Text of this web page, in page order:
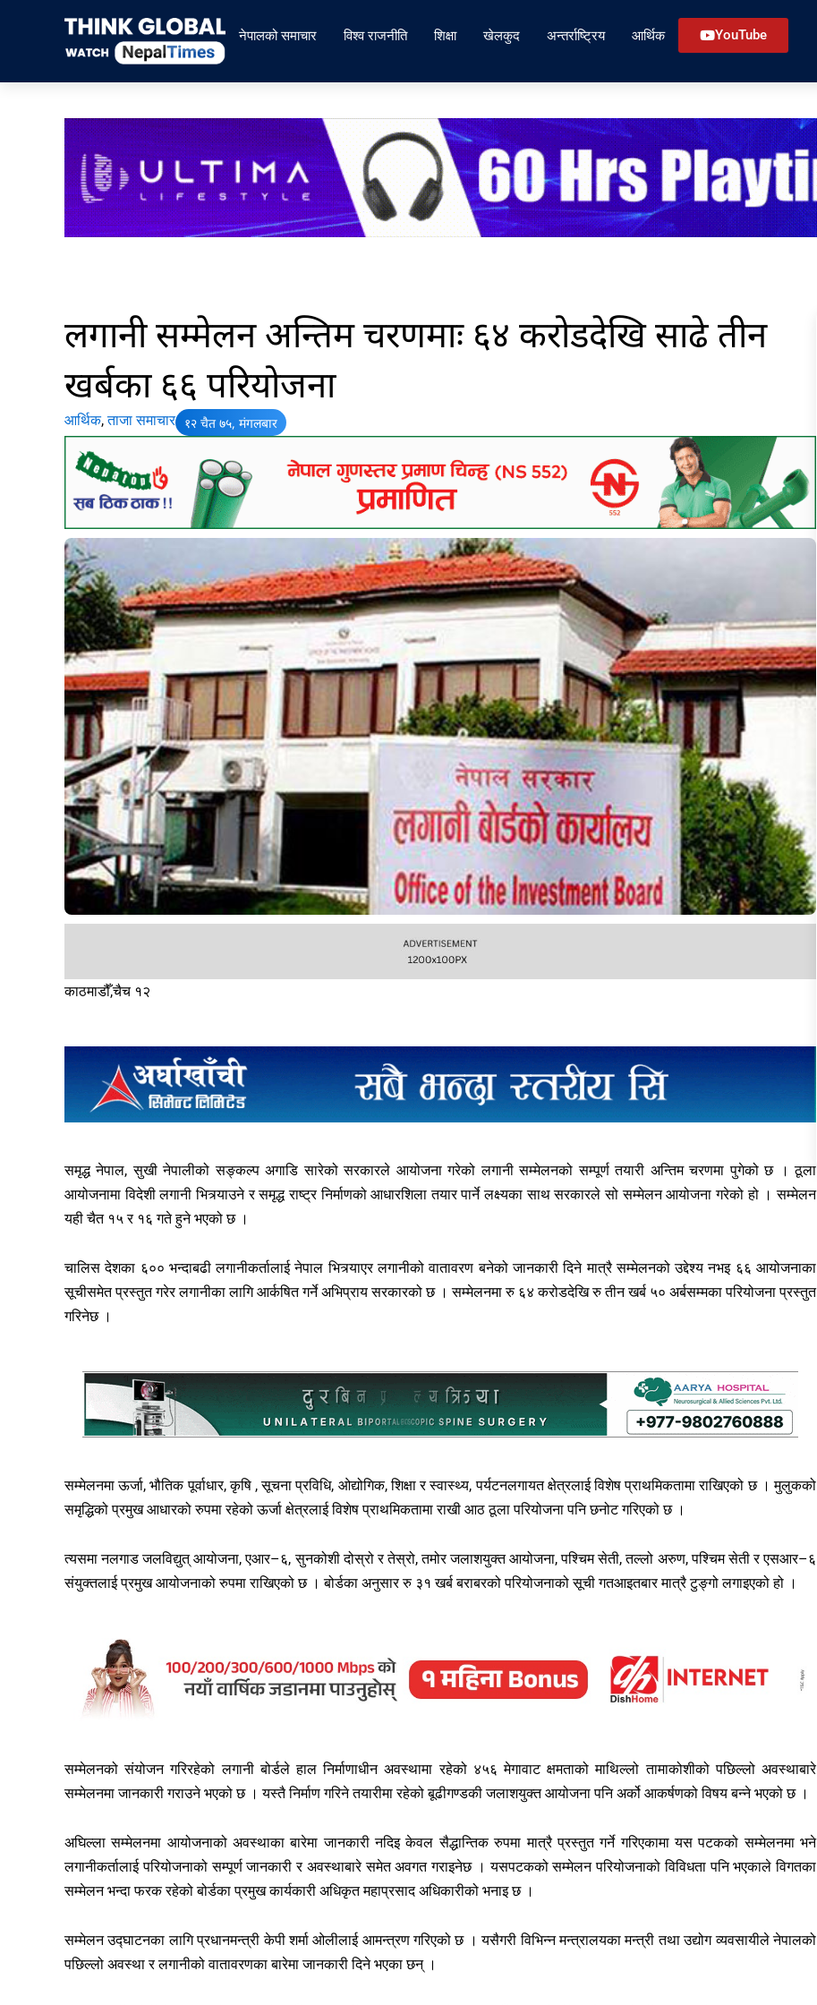
नेपालको समाचार विश्व राजनीति शिक्षा खेलकुद अन्तर्राष्ट्रिय आर्थिक YouTube
लगानी सम्मेलन अन्तिम चरणमाः ६४ करोडदेखि साढे तीन
खर्बका ६६ परियोजना
आर्थिक,ताजा समाचार १२ चैत ७५, मंगलबार
काठमाडौँ,चैच १२
समृद्ध नेपाल, सुखी नेपालीको सङ्कल्प अगाडि सारेको सरकारले आयोजना गरेको लगानी सम्मेलनको सम्पूर्ण तयारी अन्तिम चरणमा पुगेको छ । ठूला
आयोजनामा विदेशी लगानी भित्र्याउने र समृद्ध राष्ट्र निर्माणको आधारशिला तयार पार्ने लक्ष्यका साथ सरकारले सो सम्मेलन आयोजना गरेको हो । सम्मेलन
यही चैत १५ र १६ गते हुने भएको छ ।
चालिस देशका ६०० भन्दाबढी लगानीकर्तालाई नेपाल भित्र्याएर लगानीको वातावरण बनेको जानकारी दिने मात्रै सम्मेलनको उद्देश्य नभइ ६६ आयोजनाका
सूचीसमेत प्रस्तुत गरेर लगानीका लागि आर्कषित गर्ने अभिप्राय सरकारको छ । सम्मेलनमा रु ६४ करोडदेखि रु तीन खर्ब ५० अर्बसम्मका परियोजना प्रस्तुत
गरिनेछ ।
सम्मेलनमा ऊर्जा, भौतिक पूर्वाधार, कृषि , सूचना प्रविधि, ओद्योगिक, शिक्षा र स्वास्थ्य, पर्यटनलगायत क्षेत्रलाई विशेष प्राथमिकतामा राखिएको छ । मुलुकको
समृद्धिको प्रमुख आधारको रुपमा रहेको ऊर्जा क्षेत्रलाई विशेष प्राथमिकतामा राखी आठ ठूला परियोजना पनि छनोट गरिएको छ ।
त्यसमा नलगाड जलविद्युत् आयोजना, एआर–६, सुनकोशी दोस्रो र तेस्रो, तमोर जलाशयुक्त आयोजना, पश्चिम सेती, तल्लो अरुण, पश्चिम सेती र एसआर–६
संयुक्तलाई प्रमुख आयोजनाको रुपमा राखिएको छ । बोर्डका अनुसार रु ३१ खर्ब बराबरको परियोजनाको सूची गतआइतबार मात्रै टुङ्गो लगाइएको हो ।
सम्मेलनको संयोजन गरिरहेको लगानी बोर्डले हाल निर्माणाधीन अवस्थामा रहेको ४५६ मेगावाट क्षमताको माथिल्लो तामाकोशीको पछिल्लो अवस्थाबारे
सम्मेलनमा जानकारी गराउने भएको छ । यस्तै निर्माण गरिने तयारीमा रहेको बूढीगण्डकी जलाशयुक्त आयोजना पनि अर्को आकर्षणको विषय बन्ने भएको छ ।
अघिल्ला सम्मेलनमा आयोजनाको अवस्थाका बारेमा जानकारी नदिइ केवल सैद्धान्तिक रुपमा मात्रै प्रस्तुत गर्ने गरिएकामा यस पटकको सम्मेलनमा भने
लगानीकर्तालाई परियोजनाको सम्पूर्ण जानकारी र अवस्थाबारे समेत अवगत गराइनेछ । यसपटकको सम्मेलन परियोजनाको विविधता पनि भएकाले विगतका
सम्मेलन भन्दा फरक रहेको बोर्डका प्रमुख कार्यकारी अधिकृत महाप्रसाद अधिकारीको भनाइ छ ।
सम्मेलन उद्घाटनका लागि प्रधानमन्त्री केपी शर्मा ओलीलाई आमन्त्रण गरिएको छ । यसैगरी विभिन्न मन्त्रालयका मन्त्री तथा उद्योग व्यवसायीले नेपालको
पछिल्लो अवस्था र लगानीको वातावरणका बारेमा जानकारी दिने भएका छन् ।